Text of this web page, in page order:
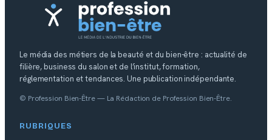
Le média des métiers de la beauté et du bien-être : actualité de
filière, business du salon et de l’institut, formation,
réglementation et tendances. Une publication indépendante.
© Profession Bien-Être — La Rédaction de Profession Bien-Être.
RUBRIQUES